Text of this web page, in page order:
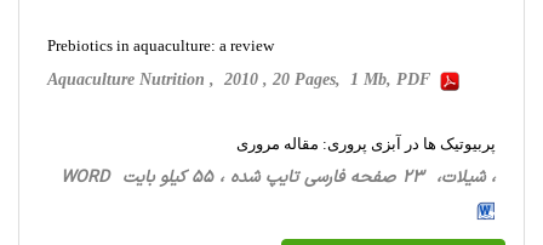
Prebiotics in aquaculture: a review
Aquaculture Nutrition , 2010 , 20 Pages, 1 Mb, PDF
پربیوتیک ها در آبزی پروری: مقاله مروری
، شیلات، 23 صفحه فارسی تایپ شده ، 55 کیلو بایت WORD